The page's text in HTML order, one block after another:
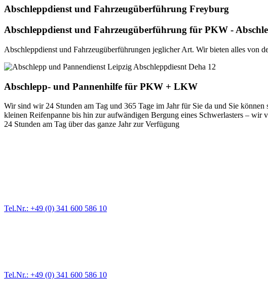
Abschleppdienst und Fahrzeugüberführung Freyburg
Abschleppdienst und Fahrzeugüberführung für PKW -
Abschleppdienst und Fahrzeugüberführungen jeglicher Art. Wir bieten alles von
Abschlepp- und Pannenhilfe für PKW + LKW
Wir sind wir 24 Stunden am Tag und 365 Tage im Jahr für Sie da und Sie
kleinen Reifenpanne bis hin zur aufwändigen Bergung eines Schwerlasters – wir
24 Stunden am Tag über das ganze Jahr zur Verfügung
Tel.Nr.: +49 (0) 341 600 586 10
Tel.Nr.: +49 (0) 341 600 586 10